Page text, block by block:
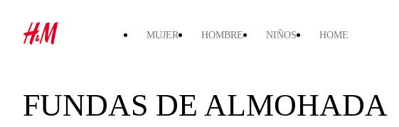
MUJER HOMBRE NIÑOS HOME
FUNDAS DE ALMOHADA